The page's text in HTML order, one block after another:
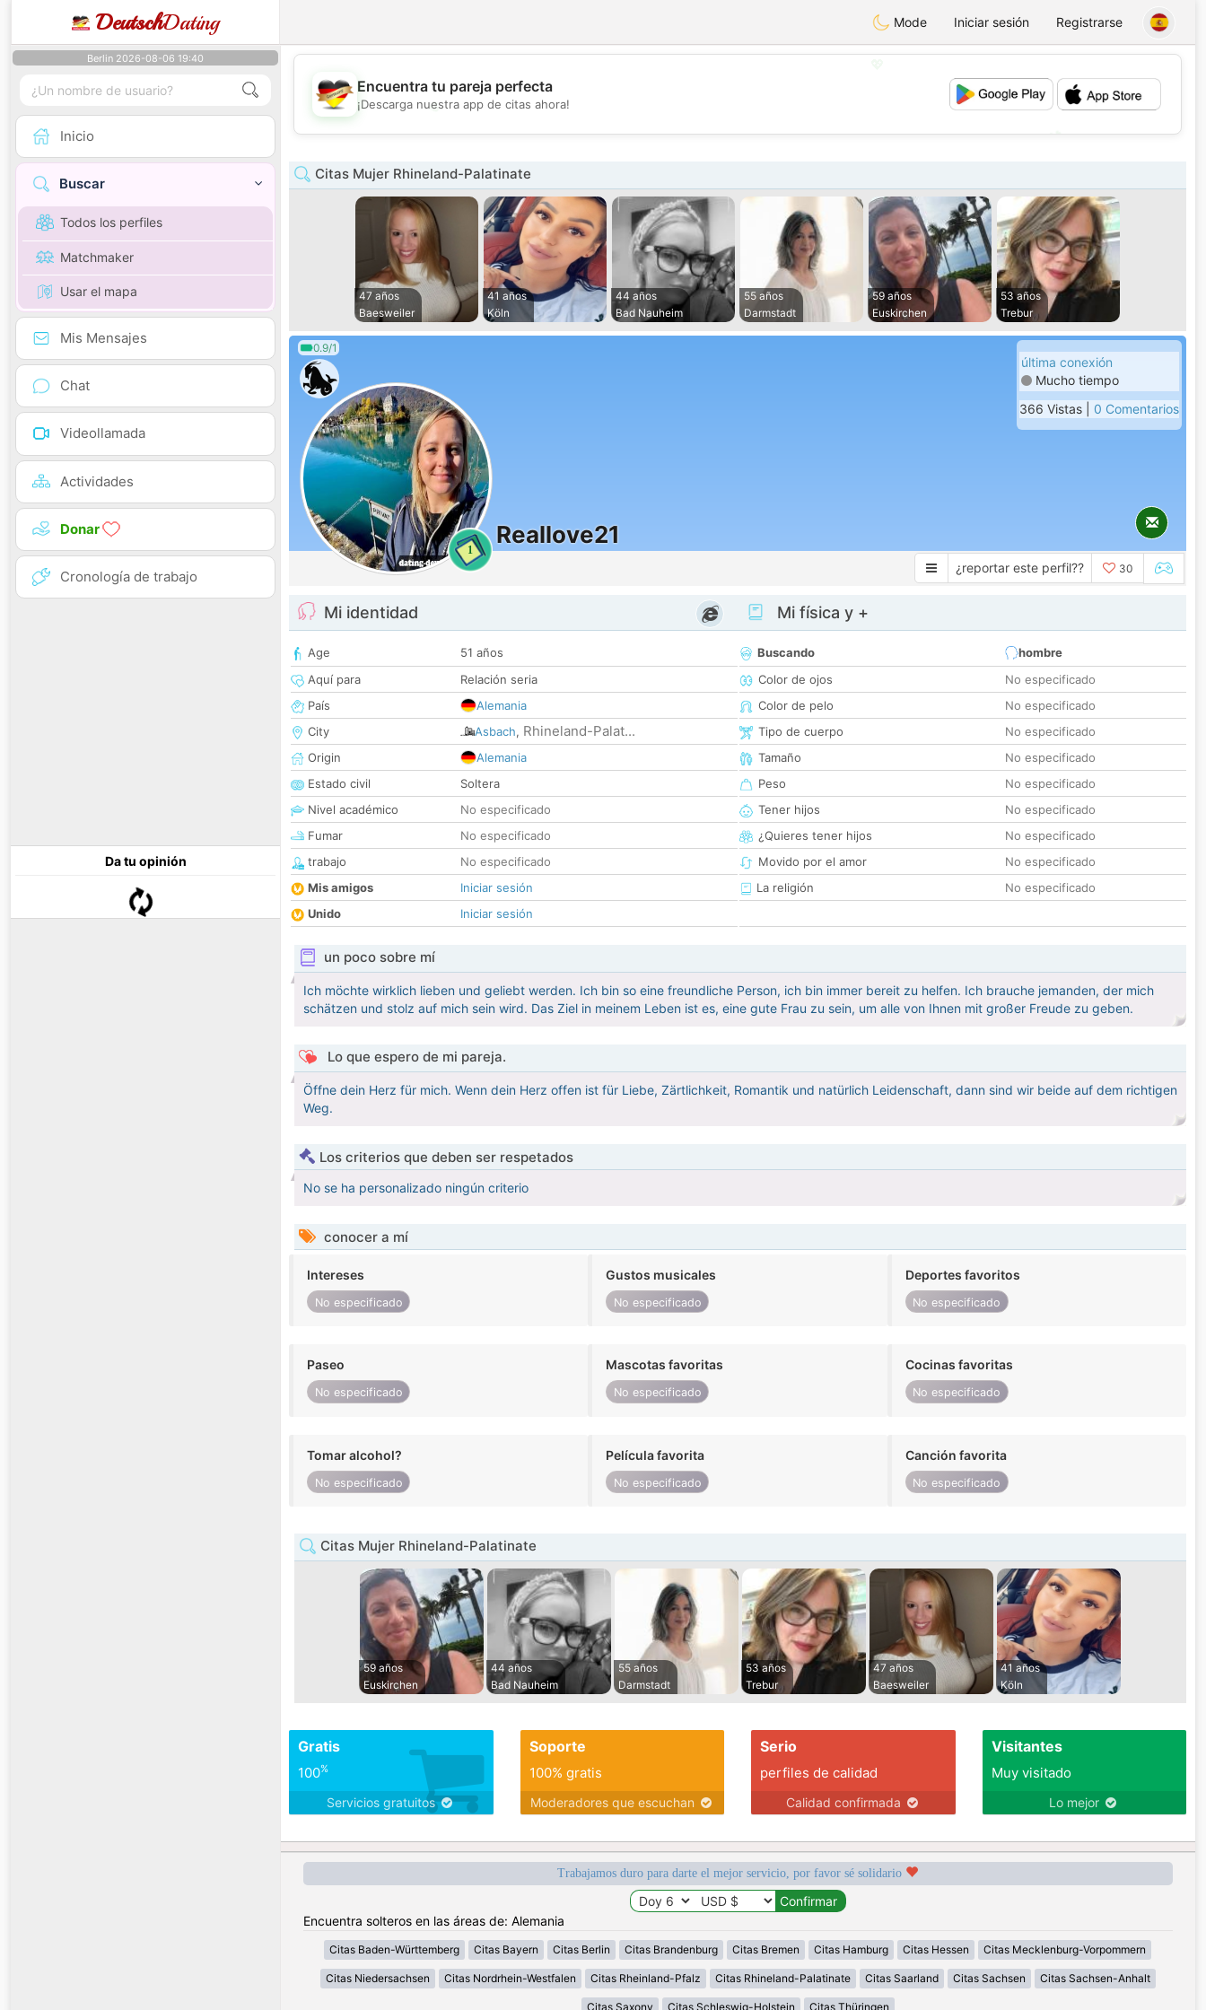
DeutschDating Mode Iniciar sesión Registrarse
Berlin 2026-08-06 19:40
Inicio
Buscar
Todos los perfiles
Matchmaker
Usar el mapa
Mis Mensajes
Chat
Videollamada
Actividades
Donar
Cronología de trabajo
Da tu opinión
💖
💕
Encuentra tu pareja perfecta
¡Descarga nuestra app de citas ahora!
Citas Mujer Rhineland-Palatinate
47 años
Baesweiler
41 años
Köln
44 años
Bad Nauheim
55 años
Darmstadt
59 años
Euskirchen
53 años
Trebur
0.9/1
1
Reallove21
última conexión
Mucho tiempo
366 Vistas | 0 Comentarios
¿reportar este perfil?? 30
Mi identidad
Age
51 años
Aquí para
Relación seria
País
Alemania
City
Asbach, Rhineland-Palat...
Origin
Alemania
Estado civil
Soltera
Nivel académico
No especificado
Fumar
No especificado
trabajo
No especificado
Mis amigos
Iniciar sesión
Unido
Iniciar sesión
Mi física y +
Buscando
hombre
Color de ojos
No especificado
Color de pelo
No especificado
Tipo de cuerpo
No especificado
Tamaño
No especificado
Peso
No especificado
Tener hijos
No especificado
¿Quieres tener hijos
No especificado
Movido por el amor
No especificado
La religión
No especificado
un poco sobre mí
Ich möchte wirklich lieben und geliebt werden. Ich bin so eine freundliche Person, ich bin immer bereit zu helfen. Ich brauche jemanden, der mich
schätzen und stolz auf mich sein wird. Das Ziel in meinem Leben ist es, eine gute Frau zu sein, um alle von Ihnen mit großer Freude zu geben.
Lo que espero de mi pareja.
Öffne dein Herz für mich. Wenn dein Herz offen ist für Liebe, Zärtlichkeit, Romantik und natürlich Leidenschaft, dann sind wir beide auf dem richtigen
Weg.
Los criterios que deben ser respetados
No se ha personalizado ningún criterio
conocer a mí
Intereses
No especificado
Gustos musicales
No especificado
Deportes favoritos
No especificado
Paseo
No especificado
Mascotas favoritas
No especificado
Cocinas favoritas
No especificado
Tomar alcohol?
No especificado
Película favorita
No especificado
Canción favorita
No especificado
Citas Mujer Rhineland-Palatinate
59 años
Euskirchen
44 años
Bad Nauheim
55 años
Darmstadt
53 años
Trebur
47 años
Baesweiler
41 años
Köln
Gratis
100%
Servicios gratuitos
Soporte
100% gratis
Moderadores que escuchan
Serio
perfiles de calidad
Calidad confirmada
Visitantes
Muy visitado
Lo mejor
Trabajamos duro para darte el mejor servicio, por favor sé solidario
Encuentra solteros en las áreas de: Alemania
Citas Baden-Württemberg Citas Bayern Citas Berlin Citas Brandenburg Citas Bremen Citas Hamburg Citas Hessen Citas Mecklenburg-Vorpommern
Citas Niedersachsen Citas Nordrhein-Westfalen Citas Rheinland-Pfalz Citas Rhineland-Palatinate Citas Saarland Citas Sachsen Citas Sachsen-Anhalt
Citas Saxony Citas Schleswig-Holstein Citas Thüringen